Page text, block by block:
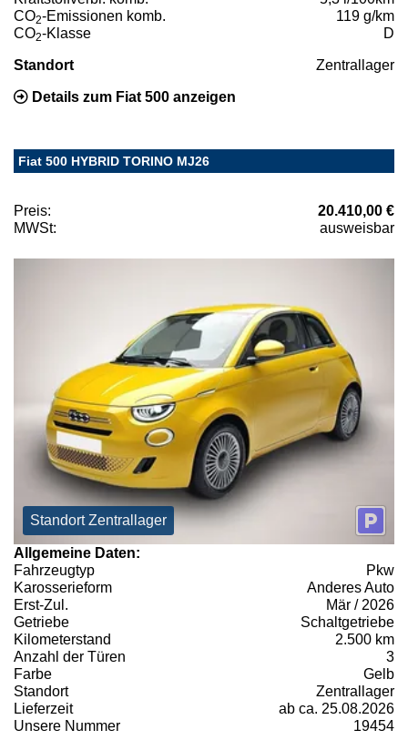
CO2-Emissionen komb.
119 g/km
CO2-Klasse D
Standort Zentrallager
Details zum Fiat 500 anzeigen
Fiat 500 HYBRID TORINO MJ26
Preis:
20.410,00 €
MWSt:
ausweisbar
Standort Zentrallager
Allgemeine Daten:
Fahrzeugtyp
Pkw
Karosserieform
Anderes Auto
Erst-Zul.
Mär / 2026
Getriebe
Schaltgetriebe
Kilometerstand
2.500 km
Anzahl der Türen
3
Farbe
Gelb
Standort
Zentrallager
Lieferzeit
ab ca. 25.08.2026
Unsere Nummer
19454